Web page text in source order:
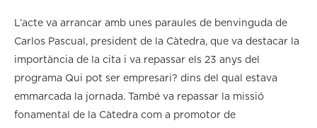
L’acte va arrancar amb unes paraules de benvinguda de
Carlos Pascual, president de la Càtedra, que va destacar la
importància de la cita i va repassar els 23 anys del
programa Qui pot ser empresari? dins del qual estava
emmarcada la jornada. També va repassar la missió
fonamental de la Càtedra com a promotor de